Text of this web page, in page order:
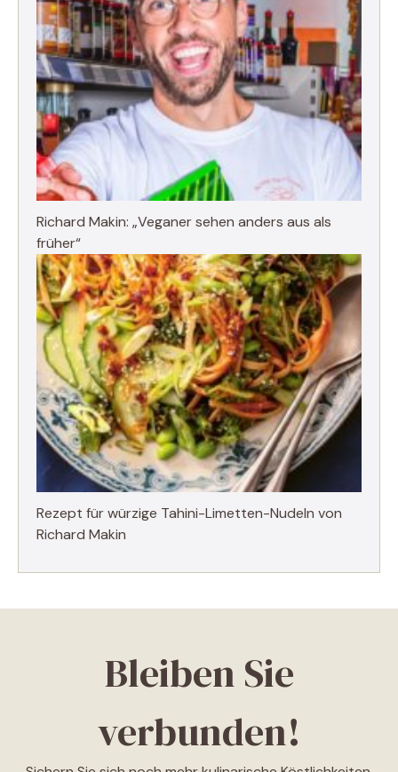
Richard Makin: „Veganer sehen anders aus als
früher“
Rezept für würzige Tahini-Limetten-Nudeln von
Richard Makin
Bleiben Sie
verbunden!